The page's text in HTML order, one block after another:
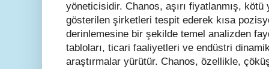
yöneticisidir. Chanos, aşırı fiyatlanmış,
gösterilen şirketleri tespit ederek kısa
derinlemesine bir şekilde temel analizden
tabloları, ticari faaliyetleri ve endüstri
araştırmalar yürütür. Chanos, özellikle,